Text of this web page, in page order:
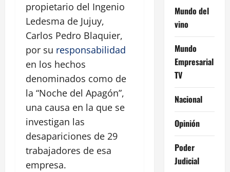
propietario del Ingenio
Ledesma de Jujuy,
Carlos Pedro Blaquier,
por su responsabilidad
en los hechos
denominados como de
la “Noche del Apagón”,
una causa en la que se
investigan las
desapariciones de 29
trabajadores de esa
empresa.
Mundo del
vino
Mundo
Empresarial
TV
Nacional
Opinión
Poder
Judicial